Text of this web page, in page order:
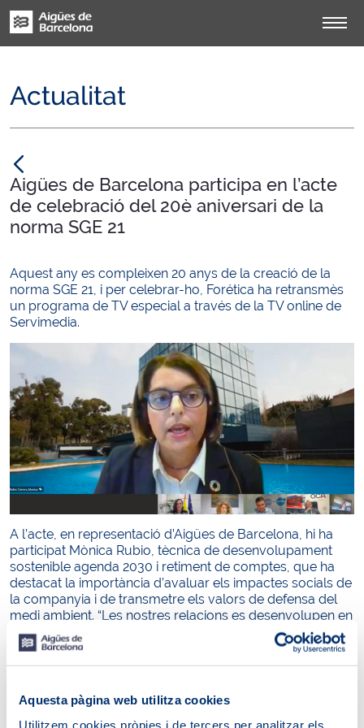
Aquesta pàgina web utilitza cookies
Utilitzem cookies pròpies i de tercers per analitzar els
Actualitat
Aigües de Barcelona participa en l’acte
de celebració del 20è aniversari de la
norma SGE 21
Aquest any es compleixen 20 anys de la creació de la
norma SGE 21, i per celebrar-ho, Forética ha retransmès
un programa de TV especial a través de la TV online de
Servimedia.
A l’acte, en representació d’Aigües de Barcelona, hi ha
participat Mònica Rubio, tècnica de desenvolupament
sostenible agenda 2030 i retiment de comptes, que ha
destacat la importància d’avaluar els impactes socials de
la companyia i de transmetre els valors de defensa del
medi ambient. “Les nostres relacions es desenvolupen en
un marc de confiança i col·laboració, basant-nos en el
diàleg amb escolta activa. Busquem transmetre la nostra
estratègia de sostenibilitat als nostres grups d’interès i
L’SGE 21 és la primera norma europea que permet
implantar, auditar i certificar un sistema de gestió ètica i